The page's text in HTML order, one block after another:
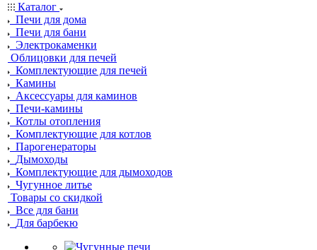
Каталог
Печи для дома
Печи для бани
Электрокаменки
Облицовки для печей
Комплектующие для печей
Камины
Аксессуары для каминов
Печи-камины
Котлы отопления
Комплектующие для котлов
Парогенераторы
Дымоходы
Комплектующие для дымоходов
Чугунное литье
Товары со скидкой
Все для бани
Для барбекю